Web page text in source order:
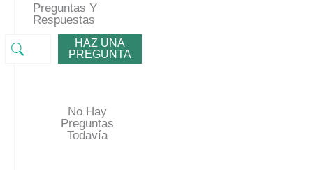
Preguntas Y
Respuestas
HAZ UNA
PREGUNTA
No Hay
Preguntas
Todavía